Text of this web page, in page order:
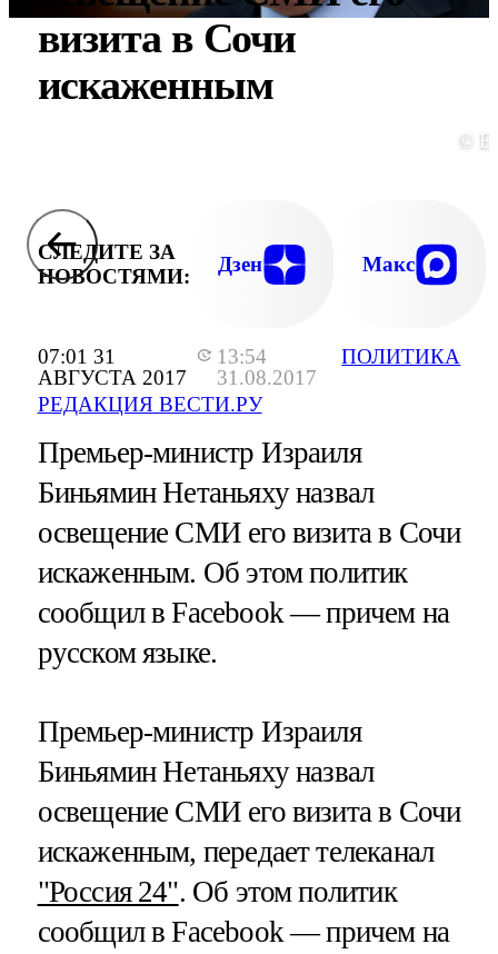
07:01 31
АВГУСТА 2017
13:54
31.08.2017
РЕДАКЦИЯ ВЕСТИ.РУ
ПОЛИТИКА
визита в Сочи
искаженным
©
СЛЕДИТЕ ЗА
НОВОСТЯМИ:
Дзен Макс
Премьер-министр Израиля
Биньямин Нетаньяху назвал
освещение СМИ его визита в Сочи
искаженным. Об этом политик
сообщил в Facebook — причем на
русском языке.
Премьер-министр Израиля
Биньямин Нетаньяху назвал
освещение СМИ его визита в Сочи
искаженным, передает телеканал
"Россия 24". Об этом политик
сообщил в Facebook — причем на